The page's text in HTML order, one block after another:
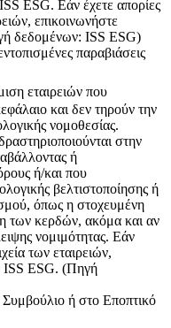
ESG. Εάν έχετε απορίες
επικοινωνήστε
δεδομένων: ISS ESG)
παραβιάσεις
εταιρειών που
και δεν τηρούν την
νομοθεσίας.
στην
ή
ή/και που
βελτιστοποίησης ή
όπως η στοχευμένη
των κερδών, ακόμα και αν
νομιμότητας. Εάν
των εταιρειών,
ISS ESG. (Πηγή
ή στο Εποπτικό